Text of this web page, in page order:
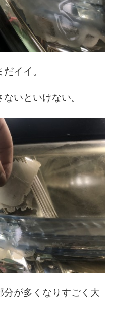
イイ。
いといけない。
が多くなりすごく大